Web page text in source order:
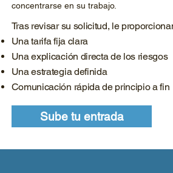
Tras revisar su solicitud, le
Una tarifa fija clara
Una explicación directa de los riesgos
Una estrategia definida
Comunicación rápida de principio a fin
concentrarse en su trabajo.
Sube tu entrada